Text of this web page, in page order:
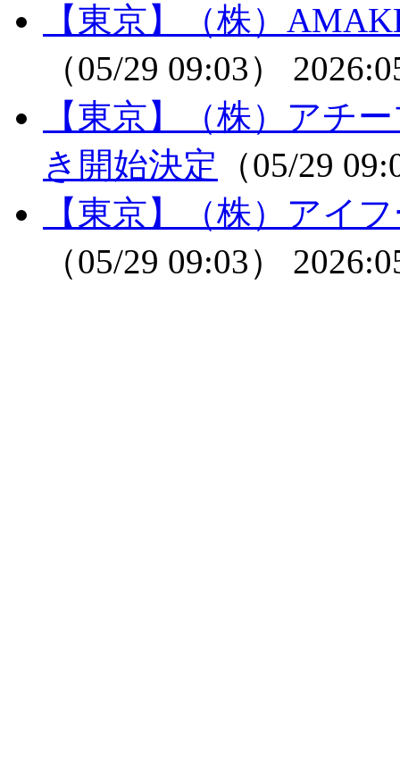
【東京】（株）
（05/29 09:03）
【東京】（株）アチ
き開始決定 （05/29
【東京】（株）アイ
（05/29 09:03）